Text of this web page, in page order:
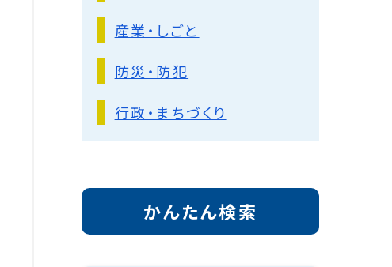
産業・しごと
防災・防犯
行政・まちづくり
かんたん検索